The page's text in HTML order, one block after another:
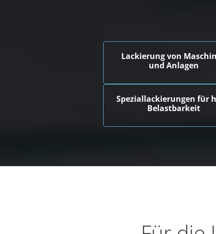
Lackierung von
und Anlagen
Speziallackierungen für
Belastbarkeit